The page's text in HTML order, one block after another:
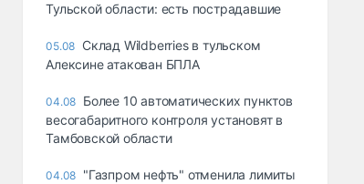
Тульской области: есть пострадавшие
05.08 Склад Wildberries в тульском
Алексине атакован БПЛА
04.08 Более 10 автоматических пунктов
весогабаритного контроля установят в
Тамбовской области
04.08 "Газпром нефть" отменила лимиты